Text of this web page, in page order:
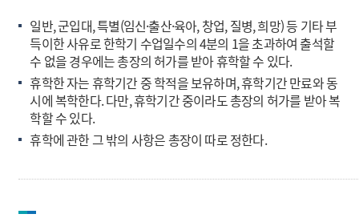
일반, 군입대, 특별(임신·출산·육아, 창업, 질병, 희망) 등 기타 부
득이한 사유로 한학기 수업일수의 4분의 1을 초과하여 출석할
수 없을 경우에는 총장의 허가를 받아 휴학할 수 있다.
휴학한 자는 휴학기간 중 학적을 보유하며, 휴학기간 만료와 동
시에 복학한다. 다만, 휴학기간 중이라도 총장의 허가를 받아 복
학할 수 있다.
휴학에 관한 그 밖의 사항은 총장이 따로 정한다.